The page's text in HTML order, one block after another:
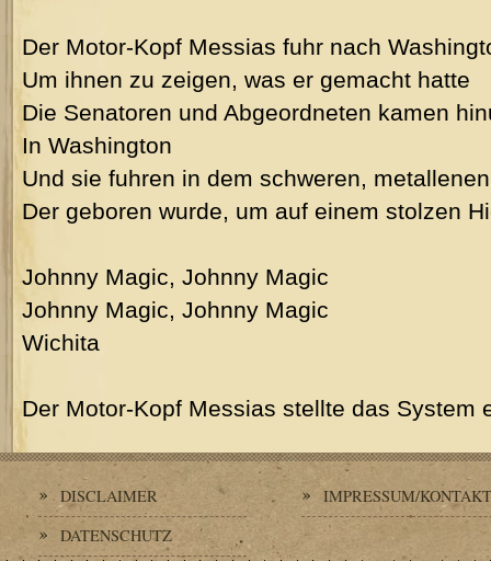
Der Motor-Kopf Messias fuhr nach
Um ihnen zu zeigen, was er gemacht hatte
Die Senatoren und Abgeordneten kamen
In Washington
Und sie fuhren in dem schweren,
Der geboren wurde, um auf einem stolzen
Johnny Magic, Johnny Magic
Johnny Magic, Johnny Magic
Wichita
Der Motor-Kopf Messias stellte das System
DISCLAIMER
DATENSCHUTZ
IMPRESSUM/KONTAKT